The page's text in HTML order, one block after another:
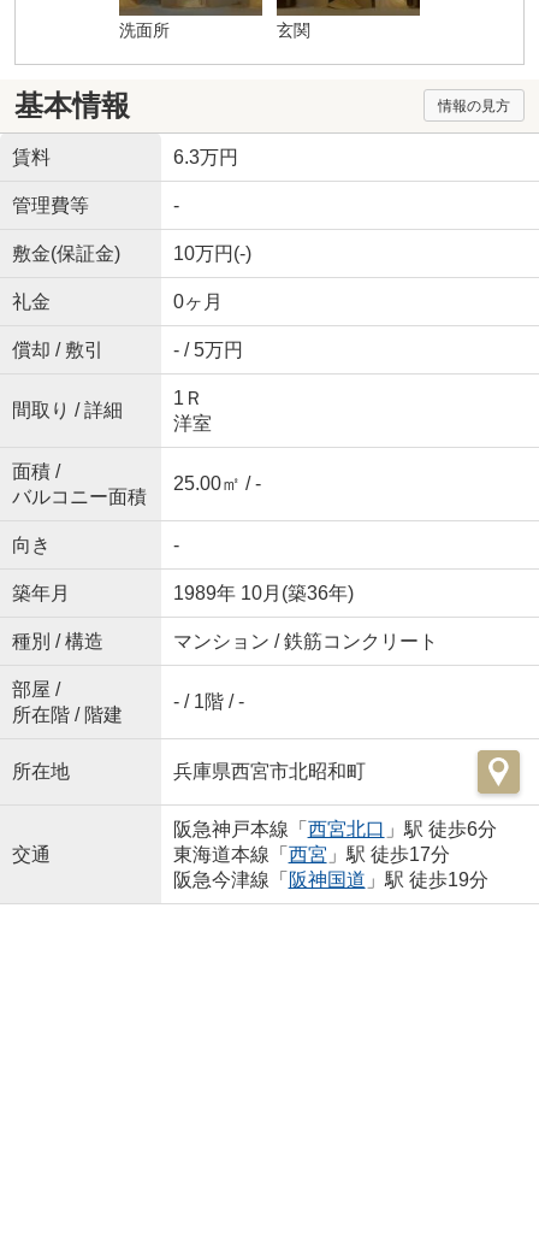
洗面所 玄関
基本情報 情報の見方
賃料 6.3万円
管理費等 -
敷金(保証金) 10万円(-)
礼金 0ヶ月
償却 / 敷引 - / 5万円
間取り / 詳細
1Ｒ
洋室
面積 /
バルコニー面積
25.00㎡ / -
向き -
築年月 1989年 10月(築36年)
種別 / 構造 マンション / 鉄筋コンクリート
部屋 /
所在階 / 階建
- / 1階 / -
所在地 兵庫県西宮市北昭和町
交通
阪急神戸本線「 西宮北口 」駅 徒歩6分
東海道本線「 西宮 」駅 徒歩17分
阪急今津線「 阪神国道 」駅 徒歩19分